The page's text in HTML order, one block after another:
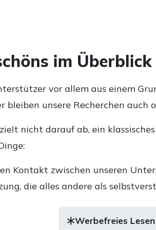
im Überblick
vor allem aus einem
bleiben unsere Recherchen auch
nicht darauf ab, ein
Kontakt zwischen unseren
die alles andere als
Werbefreies